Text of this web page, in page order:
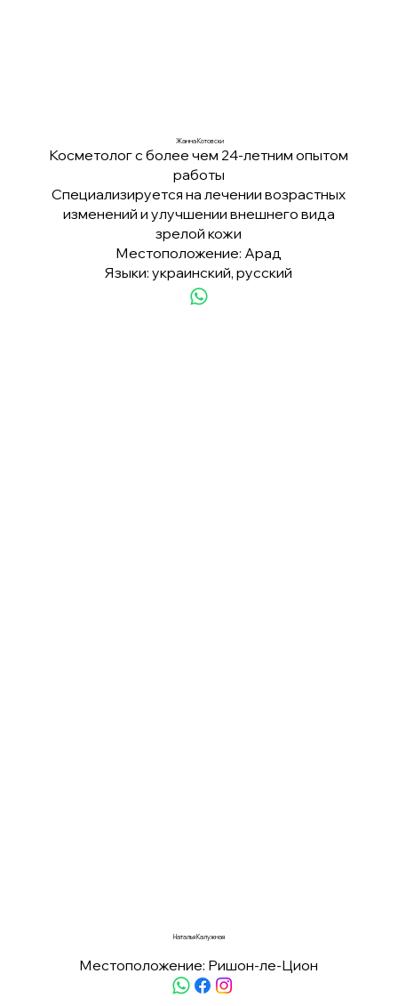
Жанна Котовски
Косметолог с более чем 24-летним опытом
работы
Специализируется на лечении возрастных
изменений и улучшении внешнего вида
зрелой кожи
Местоположение: Арад
Языки: украинский, русский
Наталья Калужная
Местоположение: Ришон-ле-Цион